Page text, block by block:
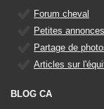
Forum cheval
Petites
Partage de
Articles sur
BLOG CA